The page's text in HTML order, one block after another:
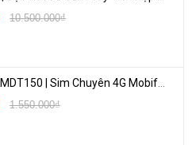
10.500.000₫
1.550.000₫